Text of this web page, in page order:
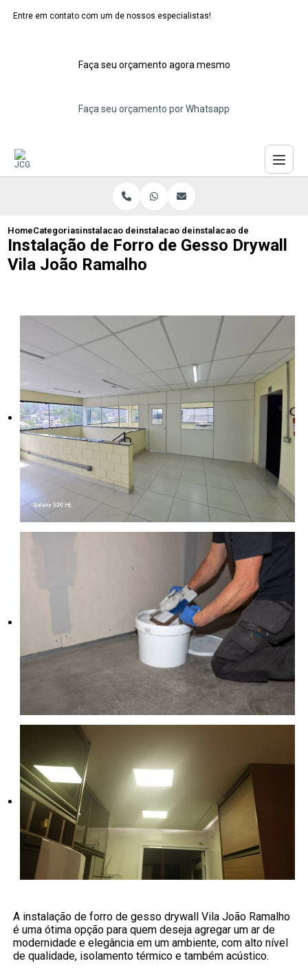
Entre em contato com um de nossos especialistas!
Faça seu orçamento agora mesmo
Faça seu orçamento por Whatsapp
HomeCategoriasinstalacao de forros de gesso
instalacao de forro de gesso
instalacao de forro de
Instalação de Forro de Gesso Drywall
Vila João Ramalho
A instalação de forro de gesso drywall Vila João Ramalho
é uma ótima opção para quem deseja agregar um ar de
modernidade e elegância em um ambiente, com alto nível
de qualidade, isolamento térmico e também acústico.